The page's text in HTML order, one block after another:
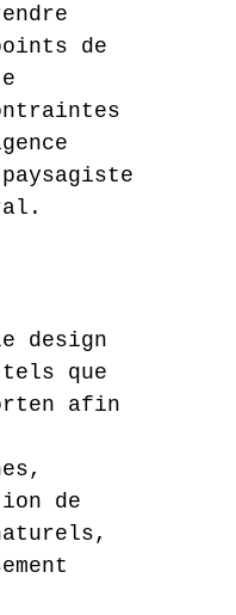
de
design
que
afin
de